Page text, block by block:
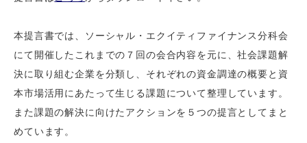
本提言書では、ソーシャル・エクイティファイナンス分科会
にて開催したこれまでの７回の会合内容を元に、社会課題解
決に取り組む企業を分類し、それぞれの資金調達の概要と資
本市場活用にあたって生じる課題について整理しています。
また課題の解決に向けたアクションを５つの提言としてまと
めています。